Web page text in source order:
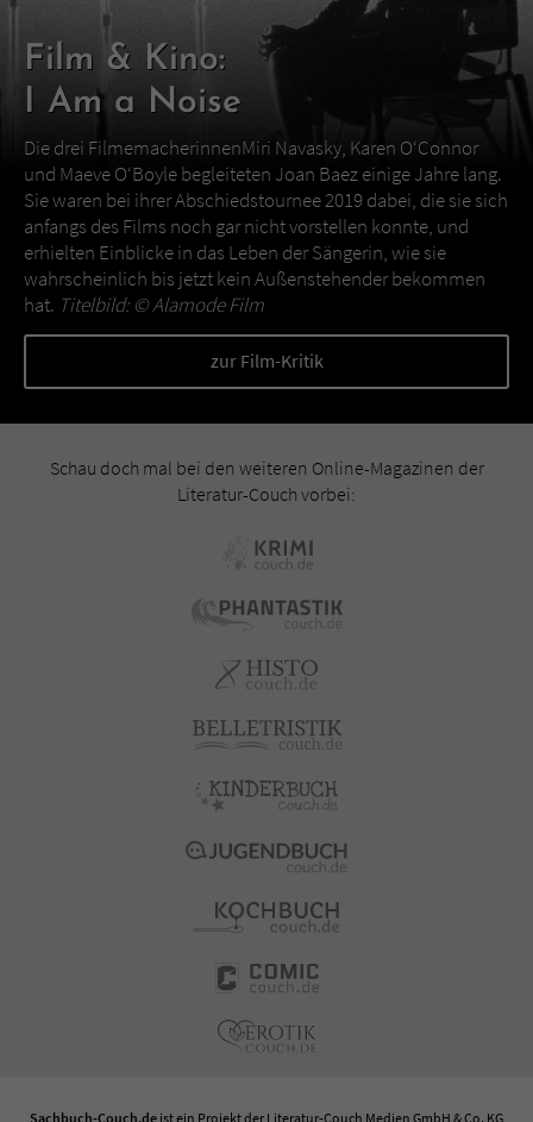
Film & Kino:
I Am a Noise
Die drei FilmemacherinnenMiri Navasky, Karen O‘Connor
und Maeve O‘Boyle begleiteten Joan Baez einige Jahre lang.
Sie waren bei ihrer Abschiedstournee 2019 dabei, die sie sich
anfangs des Films noch gar nicht vorstellen konnte, und
erhielten Einblicke in das Leben der Sängerin, wie sie
wahrscheinlich bis jetzt kein Außenstehender bekommen
hat. Titelbild: ©Alamode Film
zur Film-Kritik
Schau doch mal bei den weiteren Online-Magazinen der
Literatur-Couch vorbei:
Sachbuch-Couch.de ist ein Projekt der Literatur-Couch Medien GmbH & Co. KG